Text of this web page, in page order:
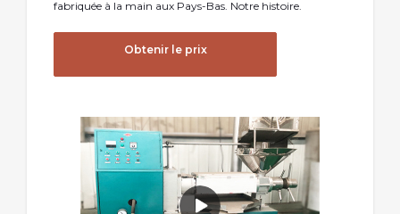
fabriquée à la main aux Pays-Bas. Notre histoire.
Obtenir le prix